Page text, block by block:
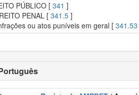
PÚBLICO [ 341 ]
PENAL [341.5 ]
ou atos puníveis em geral [ 341.53